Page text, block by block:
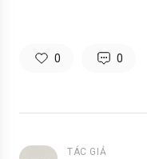
0 0
TÁC GIẢ